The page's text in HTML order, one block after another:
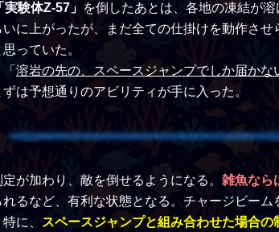
実験体Z-57」 を倒したあとは、各地の凍結が
に上がったが、まだ全ての仕掛けを動作さ
っていた。
溶岩の先の、スペースジャンプでしか届かな
は予想通りのアビリティが手に入った。
が加わり、敵を倒せるようになる。 雑魚なら
るなど、有利な状態となる。チャージビー
に、
スペースジャンプと組み合わせた場合の